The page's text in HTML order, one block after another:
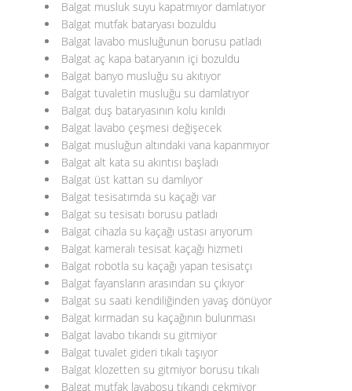
Balgat musluk suyu kapatmıyor damlatıyor
Balgat mutfak bataryası bozuldu
Balgat lavabo musluğunun borusu patladı
Balgat aç kapa bataryanın içi bozuldu
Balgat banyo musluğu su akıtıyor
Balgat tuvaletin musluğu su damlatıyor
Balgat duş bataryasının kolu kırıldı
Balgat lavabo çeşmesi değişecek
Balgat musluğun altındaki vana kapanmıyor
Balgat alt kata su akıntısı başladı
Balgat üst kattan su damlıyor
Balgat tesisatımda su kaçağı var
Balgat su tesisatı borusu patladı
Balgat cihazla su kaçağı ustası arıyorum
Balgat kameralı tesisat kaçağı hizmeti
Balgat robotla su kaçağı yapan tesisatçı
Balgat fayansların arasından su çıkıyor
Balgat su saati kendiliğinden yavaş dönüyor
Balgat kırmadan su kaçağının bulunması
Balgat lavabo tıkandı su gitmiyor
Balgat tuvalet gideri tıkalı taşıyor
Balgat klozetten su gitmiyor borusu tıkalı
Balgat mutfak lavabosu tıkandı çekmiyor